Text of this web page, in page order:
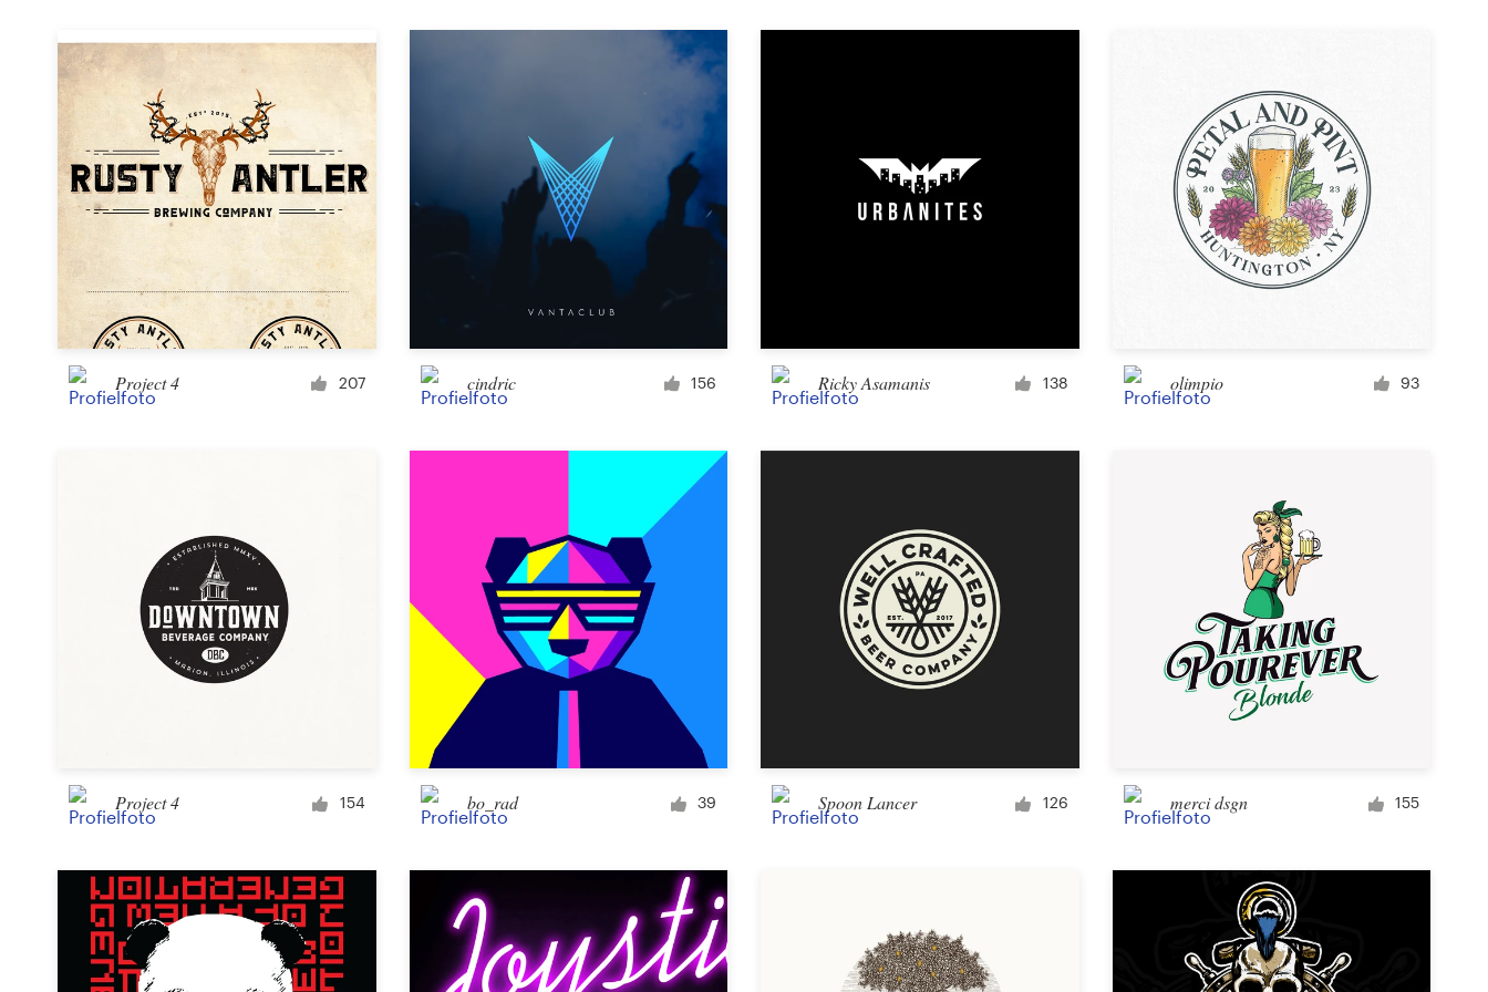
Boek en tijdschrift
Boekomslag Tijdschriftomslag
Typesetting met afbeeldingen
Overig boek of tijdschrift
Overig ontwerp
Project 4 207 cindric 156 Ricky Asamanis 138 olimpio 93
Project 4 154 bo_rad 39 Spoon Lancer 126 merci dsgn 155